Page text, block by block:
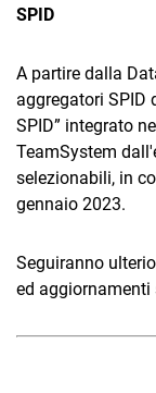
SPID
A partire dalla
aggregatori SPID
SPID” integrato
TeamSystem
selezionabili, in
gennaio 2023.
Seguiranno
ed aggiornamenti